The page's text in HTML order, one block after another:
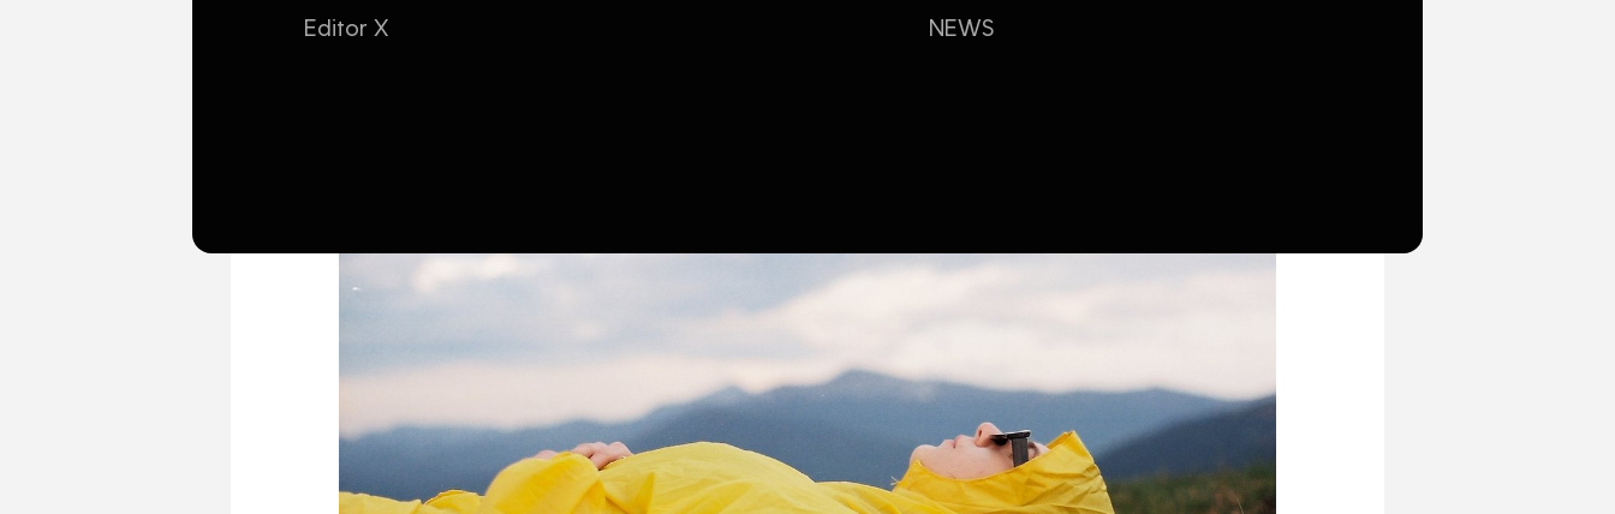
Editor X NEWS